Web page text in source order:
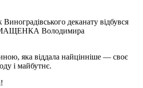
деканату відбувся
МАЩЕНКА Володимира
яка віддала найцінніше — своє
і майбутнє.